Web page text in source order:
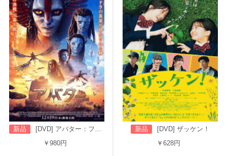
新品
[DVD] アバター：ファイヤー・アンド・アッシュ
￥980円
新品
[DVD] ザッケン！
￥628円